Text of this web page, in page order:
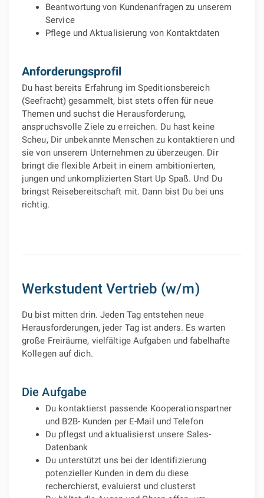
Beantwortung von Kundenanfragen zu unserem
Service
Pflege und Aktualisierung von Kontaktdaten
Anforderungsprofil
Du hast bereits Erfahrung im Speditionsbereich
(Seefracht) gesammelt, bist stets offen für neue
Themen und suchst die Herausforderung,
anspruchsvolle Ziele zu erreichen. Du hast keine
Scheu, Dir unbekannte Menschen zu kontaktieren und
sie von unserem Unternehmen zu überzeugen. Dir
bringt die flexible Arbeit in einem ambitionierten,
jungen und unkomplizierten Start Up Spaß. Und Du
bringst Reisebereitschaft mit. Dann bist Du bei uns
richtig.
Werkstudent Vertrieb (w/m)
Du bist mitten drin. Jeden Tag entstehen neue
Herausforderungen, jeder Tag ist anders. Es warten
große Freiräume, vielfältige Aufgaben und fabelhafte
Kollegen auf dich.
Die Aufgabe
Du kontaktierst passende Kooperationspartner
und B2B- Kunden per E-Mail und Telefon
Du pflegst und aktualisierst unsere Sales-
Datenbank
Du unterstützt uns bei der Identifizierung
potenzieller Kunden in dem du diese
recherchierst, evaluierst und clusterst